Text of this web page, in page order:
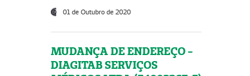
01 de Outubro de 2020
MUDANÇA DE ENDEREÇO -
DIAGITAB SERVIÇOS